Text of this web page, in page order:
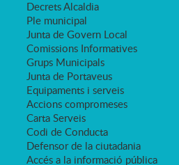
Decrets Alcaldia
Ple municipal
Junta de Govern Local
Comissions Informatives
Grups Municipals
Junta de Portaveus
Equipaments i serveis
Accions compromeses
Carta Serveis
Codi de Conducta
Defensor de la ciutadania
Accés a la informació pública